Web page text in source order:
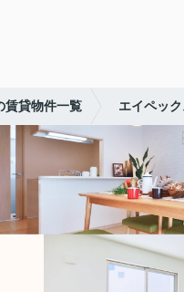
賃貸物件一覧 エイペッ